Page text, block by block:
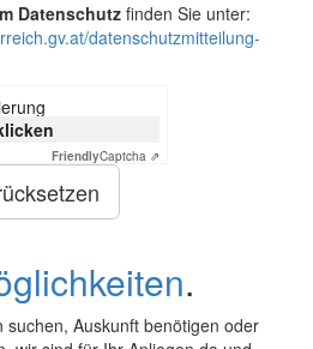
Datenschutz finden Sie unter:
datenschutzmitteilung-
FriendlyCaptcha ⇗
.
suchen, Auskunft benötigen oder